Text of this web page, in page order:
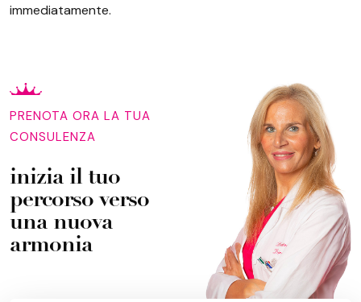
immediatamente.
PRENOTA ORA LA TUA
CONSULENZA
inizia il tuo
percorso verso
una nuova
armonia